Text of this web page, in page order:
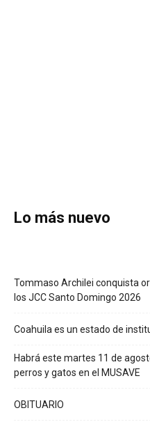
Lo más nuevo
Tommaso Archilei conquista
los JCC Santo Domingo 2026
Coahuila es un estado de
Habrá este martes 11 de
perros y gatos en el MUSAVE
OBITUARIO